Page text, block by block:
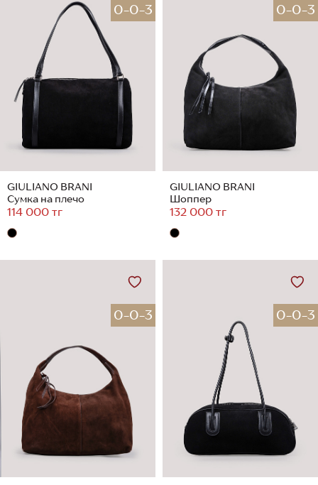
0-0-3
GIULIANO BRANI
Сумка на плечо
114 000 тг
0-0-3
GIULIANO BRANI
Шоппер
132 000 тг
0-0-3 0-0-3